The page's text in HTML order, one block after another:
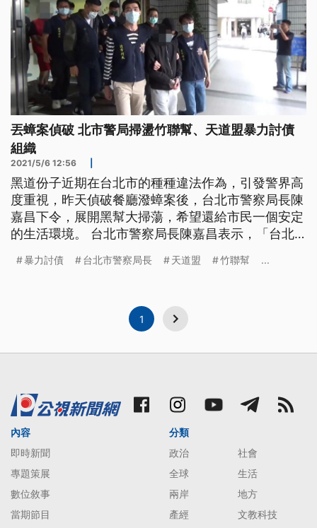
丟蟑案偵破 北市警局掃盪竹聯幫、天道盟暴力討債
組織
2021/5/6 12:56
黑道份子近期在台北市的種種違法作為，引發警界高
度重視，昨天偵破餐廳潑蟑案後，台北市警察局長陳
嘉昌下令，展開黑幫大掃蕩，希望還給市民一個安定
的生活環境。 台北市警察局長陳嘉昌表示，「台北
分之百偵破，所以整個治安還是維護一個穩定的狀
局整個團隊，一定會全力以赴，全力以
暴力討債 台北市警察局長 天道盟 竹聯幫 ...
1
內容
即時新聞
專題策展
數位敘事
當期節目
分類
政治
社會
全球
生活
兩岸
地方
產經
文教科技